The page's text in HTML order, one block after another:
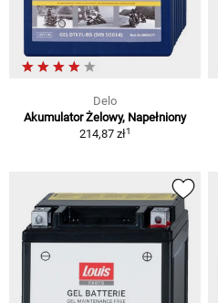
Delo
Akumulator Żelowy, Napełniony
214,87 zł1